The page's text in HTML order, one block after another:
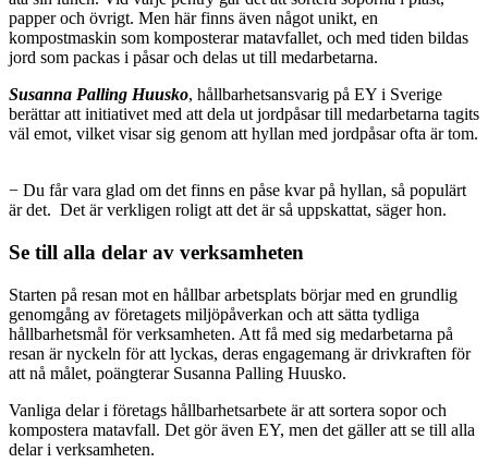
papper och övrigt. Men här finns även något unikt, en
kompostmaskin som komposterar matavfallet, och med tiden bildas
jord som packas i påsar och delas ut till medarbetarna.
Susanna Palling Huusko, hållbarhetsansvarig på EY i Sverige
berättar att initiativet med att dela ut jordpåsar till medarbetarna tagits
väl emot, vilket visar sig genom att hyllan med jordpåsar ofta är tom.
− Du får vara glad om det finns en påse kvar på hyllan, så populärt
är det. Det är verkligen roligt att det är så uppskattat, säger hon.
Se till alla delar av verksamheten
Starten på resan mot en hållbar arbetsplats börjar med en grundlig
genomgång av företagets miljöpåverkan och att sätta tydliga
hållbarhetsmål för verksamheten. Att få med sig medarbetarna på
resan är nyckeln för att lyckas, deras engagemang är drivkraften för
att nå målet, poängterar Susanna Palling Huusko.
Vanliga delar i företags hållbarhetsarbete är att sortera sopor och
kompostera matavfall. Det gör även EY, men det gäller att se till alla
delar i verksamheten.